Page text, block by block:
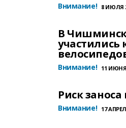
Внимание! 8 ИЮЛЯ
В
участились
Внимание! 11 ИЮНЯ
Риск заноса
Внимание! 17